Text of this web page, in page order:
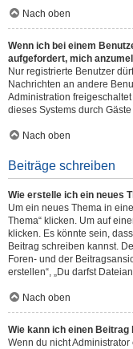
Nach oben
Wenn ich bei einem
aufgefordert, mich
Nur registrierte Benutzer
Nachrichten an andere
Administration
dieses Systems durch
Nach oben
Beiträge schreiben
Wie erstelle ich ein neues
Um ein neues Thema in
Thema“ klicken. Um auf
klicken. Es könnte sein,
Beitrag schreiben kannst.
Foren- und der
erstellen“, „Du darfst
Nach oben
Wie kann ich einen
Wenn du nicht